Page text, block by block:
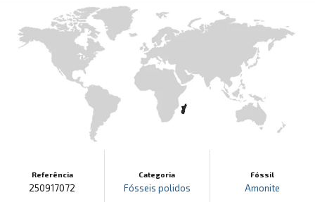
Referência
250917072
Categoria
Fósseis polidos
Fóssil
Amonite